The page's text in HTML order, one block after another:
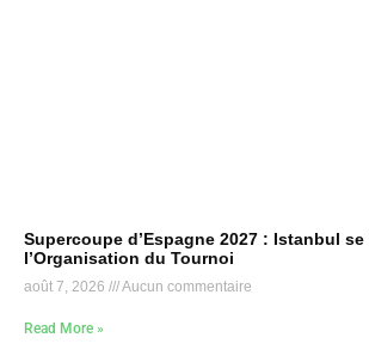
Supercoupe d’Espagne 2027 : Istanbul
l’Organisation du Tournoi
août 7, 2026 Aucun commentaire
Read More »